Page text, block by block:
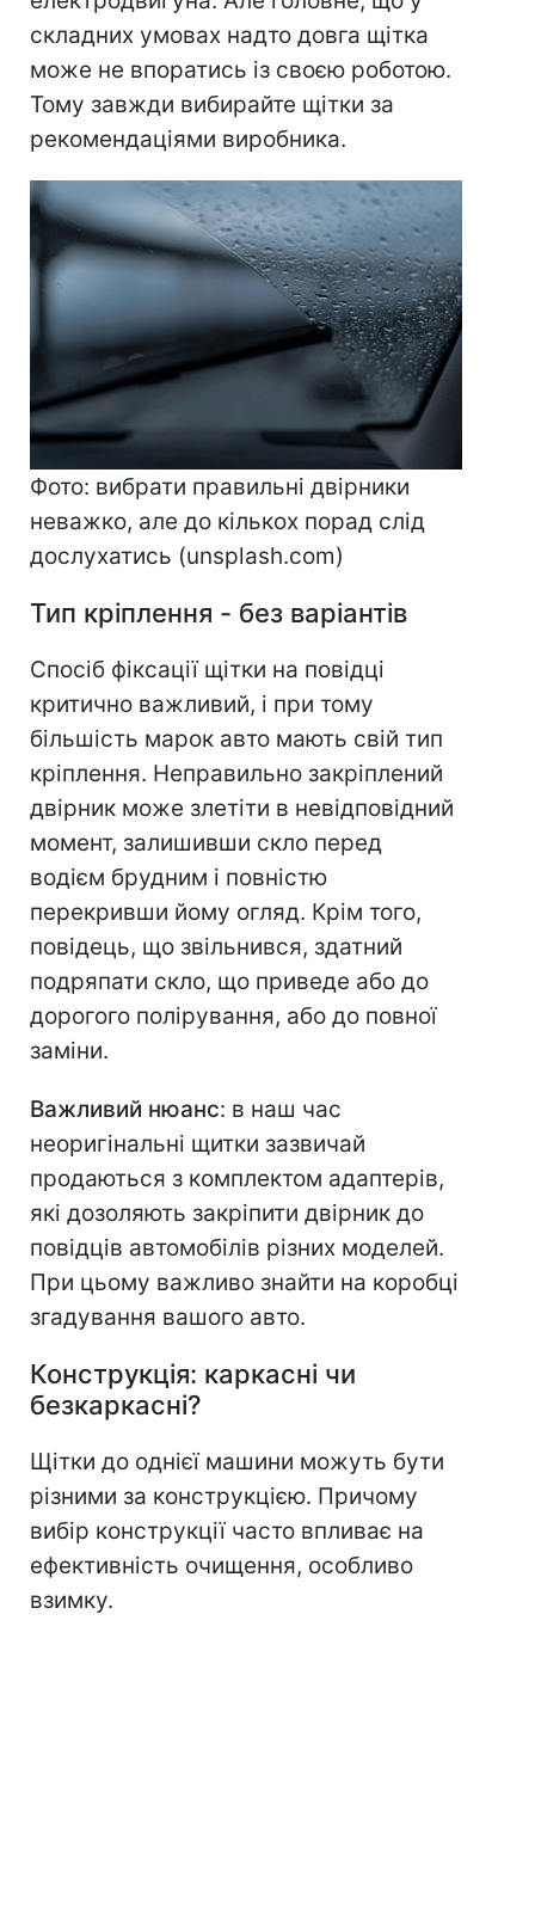
складних умовах надто довга щітка
може не впоратись із своєю роботою.
Тому завжди вибирайте щітки за
рекомендаціями виробника.
Фото: вибрати правильні двірники
неважко, але до кількох порад слід
дослухатись (unsplash.com)
Тип кріплення - без варіантів
Спосіб фіксації щітки на повідці
критично важливий, і при тому
більшість марок авто мають свій тип
кріплення. Неправильно закріплений
двірник може злетіти в невідповідний
момент, залишивши скло перед
водієм брудним і повністю
перекривши йому огляд. Крім того,
повідець, що звільнився, здатний
подряпати скло, що приведе або до
дорогого полірування, або до повної
заміни.
Важливий нюанс: в наш час
неоригінальні щитки зазвичай
продаються з комплектом адаптерів,
які дозоляють закріпити двірник до
повідців автомобілів різних моделей.
При цьому важливо знайти на коробці
згадування вашого авто.
Конструкція: каркасні чи
безкаркасні?
Щітки до однієї машини можуть бути
різними за конструкцією. Причому
вибір конструкції часто впливає на
ефективність очищення, особливо
взимку.